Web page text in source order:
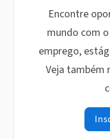
Encontre
mundo com
emprego,
Veja também